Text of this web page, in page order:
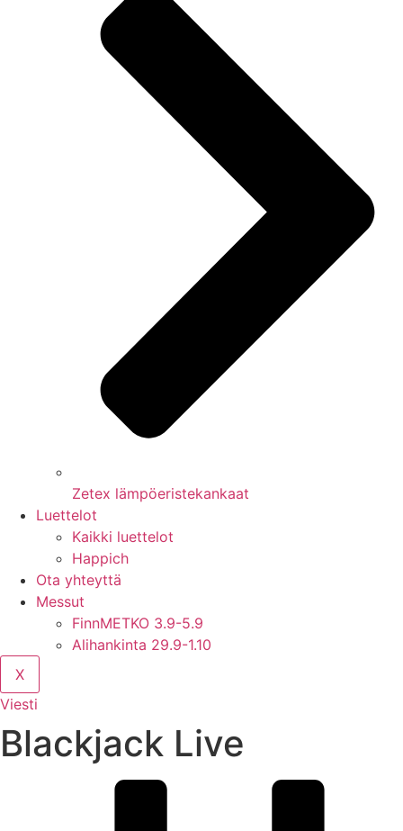
Zetex lämpöeristekankaat
Luettelot
Kaikki luettelot
Happich
Ota yhteyttä
Messut
FinnMETKO 3.9-5.9
Alihankinta 29.9-1.10
X
Viesti
Blackjack Live